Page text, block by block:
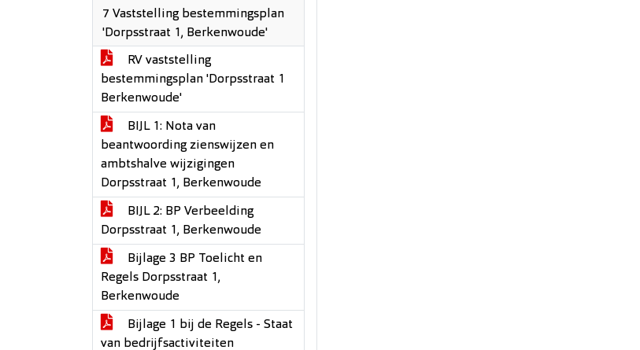
7 Vaststelling bestemmingsplan
'Dorpsstraat 1, Berkenwoude'
RV vaststelling
bestemmingsplan 'Dorpsstraat 1
Berkenwoude'
BIJL 1: Nota van
beantwoording zienswijzen en
ambtshalve wijzigingen
Dorpsstraat 1, Berkenwoude
BIJL 2: BP Verbeelding
Dorpsstraat 1, Berkenwoude
Bijlage 3 BP Toelicht en
Regels Dorpsstraat 1,
Berkenwoude
Bijlage 1 bij de Regels - Staat
van bedrijfsactiviteiten